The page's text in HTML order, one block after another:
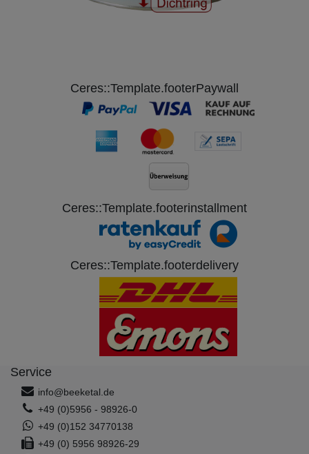
Ceres::Template.footerPaywall
Ceres::Template.footerinstallment
Ceres::Template.footerdelivery
Service
info@beeketal.de
+49 (0)5956 - 98926-0
+49 (0)152 34770138
+49 (0) 5956 98926-29